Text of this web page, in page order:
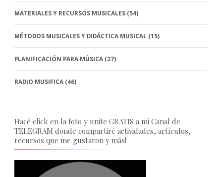
MATERIALES Y RECURSOS MUSICALES (54)
MÉTODOS MUSICALES Y DIDÁCTICA MUSICAL (15)
PLANIFICACIÓN PARA MÚSICA (27)
RADIO MUSIFICA (46)
Hacé click en la foto y unite GRATIS a mi Canal de
TELEGRAM donde compartiré actividades, artículos,
recursos que me gustaron y más!